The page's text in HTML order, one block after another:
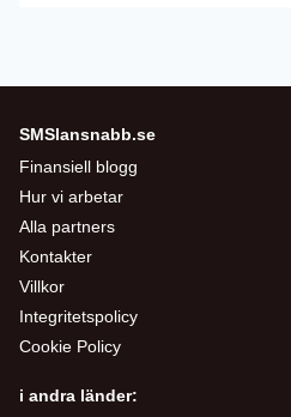
SMSlansnabb.se
Finansiell blogg
Hur vi arbetar
Alla partners
Kontakter
Villkor
Integritetspolicy
Cookie Policy
i andra länder: